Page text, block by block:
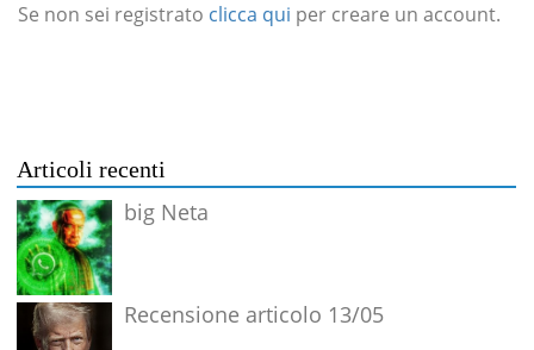
Se non sei registrato clicca qui per creare un account.
Articoli recenti
big Neta
Recensione articolo 13/05